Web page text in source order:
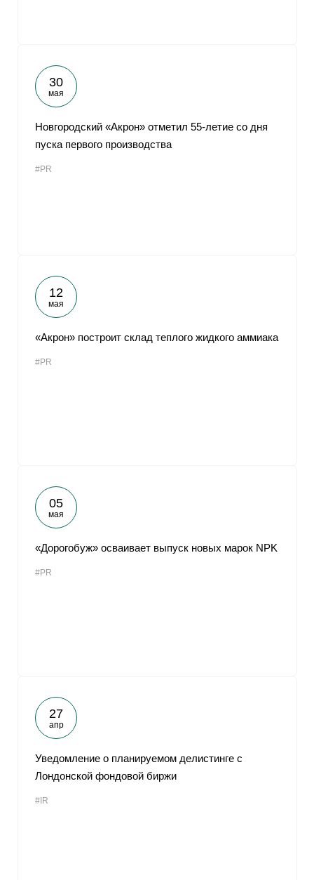
30
мая
Новгородский «Акрон» отметил 55-летие со дня
пуска первого производства
#PR
12
мая
«Акрон» построит склад теплого жидкого аммиака
#PR
05
мая
«Дорогобуж» осваивает выпуск новых марок NPK
#PR
27
апр
Уведомление о планируемом делистинге с
Лондонской фондовой биржи
#IR